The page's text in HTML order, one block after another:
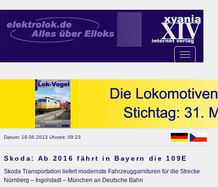
Toggle
navigation
Datum: 19.06.2013 Uhrzeit: 09:23
Skoda: Ab 2016 fährt in Bayern die 109E
Skoda Transportation liefert modernste Fahrzeuggarnituren für die Strecke
Nürnberg – Ingolstadt – München an Deutsche Bahn